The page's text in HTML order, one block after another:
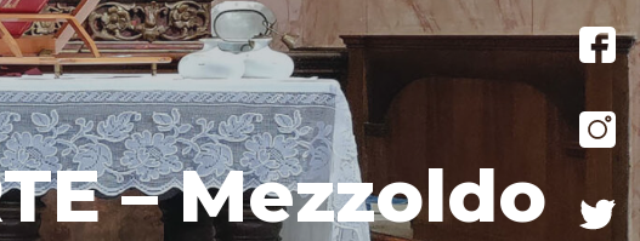
– Mezzoldo